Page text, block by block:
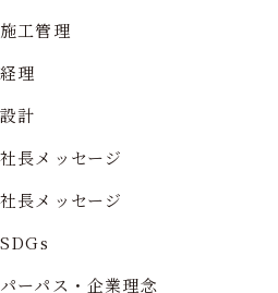
施工管理
経理
設計
社長メッセージ
社長メッセージ
SDGs
パーパス・企業理念